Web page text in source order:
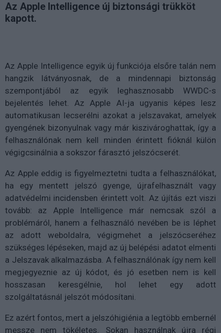
Az Apple Intelligence új biztonsági trükköt
kapott.
Az Apple Intelligence egyik új funkciója elsőre talán nem
hangzik látványosnak, de a mindennapi biztonság
szempontjából az egyik leghasznosabb WWDC-s
bejelentés lehet. Az Apple AI-ja ugyanis képes lesz
automatikusan lecserélni azokat a jelszavakat, amelyek
gyengének bizonyulnak vagy már kiszivároghattak, így a
felhasználónak nem kell minden érintett fióknál külön
végigcsinálnia a sokszor fárasztó jelszócserét.
Az Apple eddig is figyelmeztetni tudta a felhasználókat,
ha egy mentett jelszó gyenge, újrafelhasznált vagy
adatvédelmi incidensben érintett volt. Az újítás ezt viszi
tovább: az Apple Intelligence már nemcsak szól a
problémáról, hanem a felhasználó nevében be is léphet
az adott weboldalra, végigmehet a jelszócseréhez
szükséges lépéseken, majd az új belépési adatot elmenti
a Jelszavak alkalmazásba. A felhasználónak így nem kell
megjegyeznie az új kódot, és jó esetben nem is kell
hosszasan keresgélnie, hol lehet egy adott
szolgáltatásnál jelszót módosítani.
Ez azért fontos, mert a jelszóhigiénia a legtöbb embernél
messze nem tökéletes. Sokan használnak újra régi